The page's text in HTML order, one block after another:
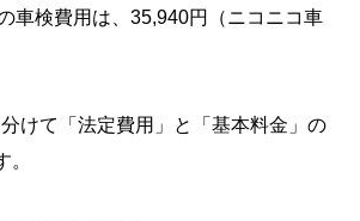
車検費用は、35,940円（ニコニコ車
けて「法定費用」と「基本料金」の